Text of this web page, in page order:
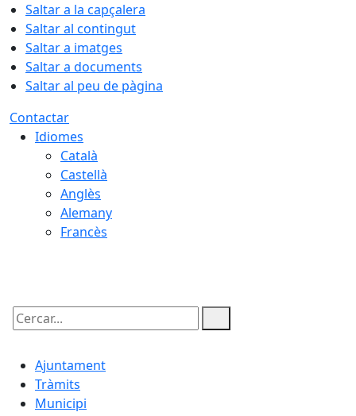
Saltar a la capçalera
Saltar al contingut
Saltar a imatges
Saltar a documents
Saltar al peu de pàgina
Contactar
Idiomes
Català
Castellà
Anglès
Alemany
Francès
Cercar:
Ajuntament
Tràmits
Municipi